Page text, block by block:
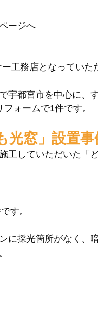
ージへ
工務店となっていた
宇都宮市を中心に、
ォームで1件です。
光窓」設置事
工していただいた「
す。
に採光箇所がなく、